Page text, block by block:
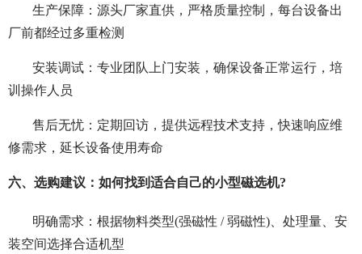
生产保障：源头厂家直供，严格质量控制，每台设备出
厂前都经过多重检测
安装调试：专业团队上门安装，确保设备正常运行，培
训操作人员
售后无忧：定期回访，提供远程技术支持，快速响应维
修需求，延长设备使用寿命
六、选购建议：如何找到适合自己的小型磁选机?
明确需求：根据物料类型(强磁性 / 弱磁性)、处理量、安
装空间选择合适机型